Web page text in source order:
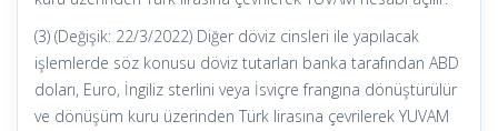
(3) (Değişik: 22/3/2022) Diğer döviz cinsleri ile yapılacak
işlemlerde söz konusu döviz tutarları banka tarafından ABD
doları, Euro, İngiliz sterlini veya İsviçre frangına dönüştürülür
ve dönüşüm kuru üzerinden Türk lirasına çevrilerek YUVAM